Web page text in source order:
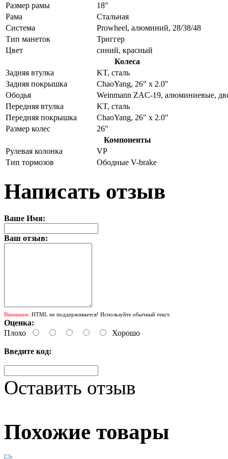
Размер рамы
18"
Рама
Стальная
Система
Prowheel, алюминий, 28/38/48
Тип манеток
Триггер
Цвет
синий, красный
Колеса
Задняя втулка
KT, сталь
Задняя покрышка
ChaoYang, 26" x 2.0"
Ободья
Weinmann ZAC-19, алюминиевые,
Передняя втулка
KT, сталь
Передняя покрышка
ChaoYang, 26" x 2.0"
Размер колес
26"
Компоненты
Рулевая колонка
VP
Тип тормозов
Ободные V-brake
Написать отзыв
Ваше Имя:
Ваш отзыв:
Внимание: HTML не поддерживается! Используйте обычный текст.
Оценка:
Плохо
Хорошо
Введите код:
Оставить отзыв
Похожие товары